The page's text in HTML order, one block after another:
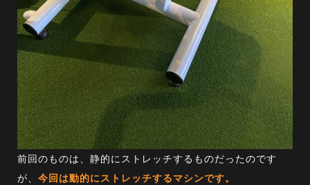
前回のものは、静的にストレッチするものだったのです
が、 今回は動的にストレッチするマシンです。